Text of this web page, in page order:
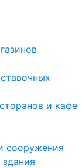
и кафе
сооружения